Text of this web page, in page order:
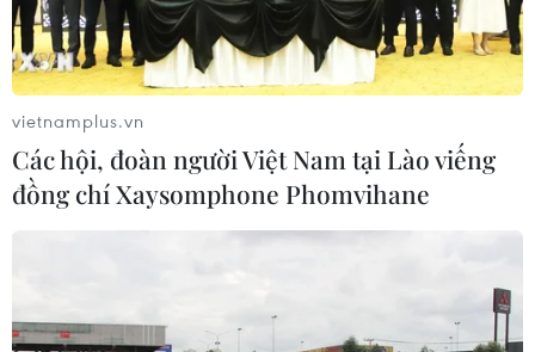
Bắc Ninh: Hỏa hoạn thiêu rụi xưởng phế
liệu tại huyện Yên Phong
vietnamplus.vn
Các hội, đoàn người Việt Nam tại Lào viếng
đồng chí Xaysomphone Phomvihane